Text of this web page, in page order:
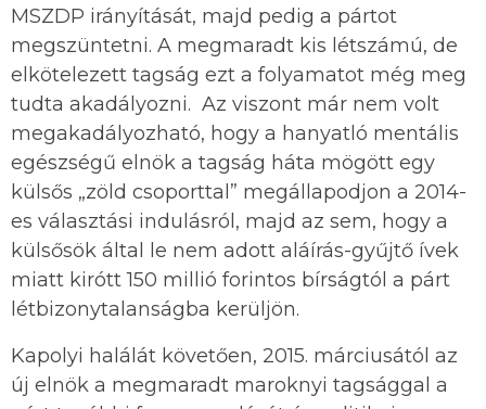
MSZDP irányítását, majd pedig a pártot
megszüntetni. A megmaradt kis létszámú, de
elkötelezett tagság ezt a folyamatot még meg
tudta akadályozni. Az viszont már nem volt
megakadályozható, hogy a hanyatló mentális
egészségű elnök a tagság háta mögött egy
külsős „zöld csoporttal” megállapodjon a 2014-
es választási indulásról, majd az sem, hogy a
külsősök által le nem adott aláírás-gyűjtő ívek
miatt kirótt 150 millió forintos bírságtól a párt
létbizonytalanságba kerüljön.
Kapolyi halálát követően, 2015. márciusától az
új elnök a megmaradt maroknyi tagsággal a